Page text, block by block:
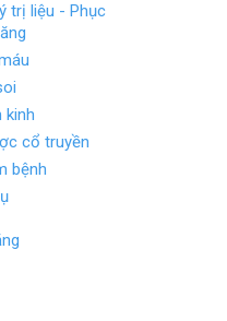
trị liệu - Phục
kinh
cổ truyền
bệnh